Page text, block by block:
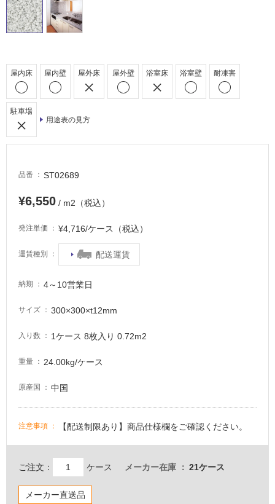
屋内床 屋内壁 屋外床 屋外壁 浴室床 浴室壁 耐凍害
駐車場
用途表の見方
品番 ST02689
¥6,550 / m2（税込）
発注単価 ¥4,716/ケース（税込）
運賃種別 配送運賃
納期 4～10営業日
サイズ 300×300×t12mm
入り数 1ケース 8枚入り 0.72m2
重量 24.00kg/ケース
原産国 中国
注意事項 【配送制限あり】商品仕様欄をご確認ください。
ご注文： ケース メーカー在庫 21ケース
メーカー直送品
内
床・
床・
浴
室
床・
駐
常
適
し
い
る
し
い
注
が
必
適
し
て
い